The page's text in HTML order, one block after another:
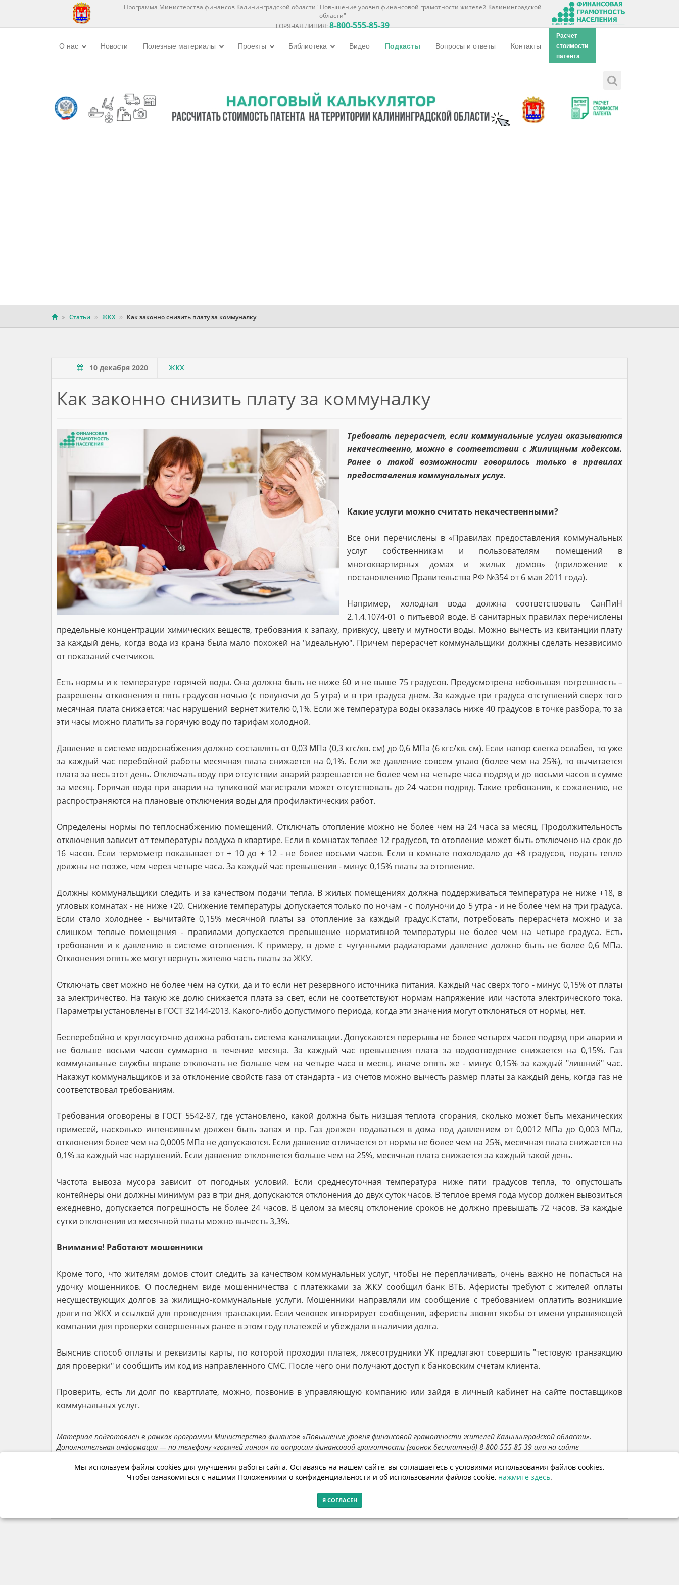
Программа Министерства финансов Калининградской области "Повышение уровня финансовой грамотности жителей Калининградской
области"
ГОРЯЧАЯ ЛИНИЯ:8-800-555-85-39
О нас Новости Полезные материалы Проекты Библиотека Видео Подкасты Вопросы и ответы Контакты
Расчет
стоимости
патента
Статьи ЖКХ Как законно снизить плату за коммуналку
10 декабря 2020 ЖКХ
Как законно снизить плату за коммуналку
Требовать перерасчет, если коммунальные услуги оказываются
некачественно, можно в соответствии с Жилищным кодексом.
Ранее о такой возможности говорилось только в правилах
предоставления коммунальных услуг.
Какие услуги можно считать некачественными?
Все они перечислены в «Правилах предоставления коммунальных
услуг собственникам и пользователям помещений в
многоквартирных домах и жилых домов» (приложение к
постановлению Правительства РФ №354 от 6 мая 2011 года).
Например, холодная вода должна соответствовать СанПиН
2.1.4.1074-01 о питьевой воде. В санитарных правилах перечислены
предельные концентрации химических веществ, требования к запаху, привкусу, цвету и мутности воды. Можно вычесть из квитанции плату
за каждый день, когда вода из крана была мало похожей на "идеальную". Причем перерасчет коммунальщики должны сделать независимо
от показаний счетчиков.
Есть нормы и к температуре горячей воды. Она должна быть не ниже 60 и не выше 75 градусов. Предусмотрена небольшая погрешность –
разрешены отклонения в пять градусов ночью (с полуночи до 5 утра) и в три градуса днем. За каждые три градуса отступлений сверх того
месячная плата снижается: час нарушений вернет жителю 0,1%. Если же температура воды оказалась ниже 40 градусов в точке разбора, то за
эти часы можно платить за горячую воду по тарифам холодной.
Давление в системе водоснабжения должно составлять от 0,03 МПа (0,3 кгс/кв. см) до 0,6 МПа (6 кгс/кв. см). Если напор слегка ослабел, то уже
за каждый час перебойной работы месячная плата снижается на 0,1%. Если же давление совсем упало (более чем на 25%), то вычитается
плата за весь этот день. Отключать воду при отсутствии аварий разрешается не более чем на четыре часа подряд и до восьми часов в сумме
за месяц. Горячая вода при аварии на тупиковой магистрали может отсутствовать до 24 часов подряд. Такие требования, к сожалению, не
распространяются на плановые отключения воды для профилактических работ.
Определены нормы по теплоснабжению помещений. Отключать отопление можно не более чем на 24 часа за месяц. Продолжительность
отключения зависит от температуры воздуха в квартире. Если в комнатах теплее 12 градусов, то отопление может быть отключено на срок до
16 часов. Если термометр показывает от + 10 до + 12 - не более восьми часов. Если в комнате похолодало до +8 градусов, подать тепло
должны не позже, чем через четыре часа. За каждый час превышения - минус 0,15% платы за отопление.
Должны коммунальщики следить и за качеством подачи тепла. В жилых помещениях должна поддерживаться температура не ниже +18, в
угловых комнатах - не ниже +20. Снижение температуры допускается только по ночам - с полуночи до 5 утра - и не более чем на три градуса.
Если стало холоднее - вычитайте 0,15% месячной платы за отопление за каждый градус.Кстати, потребовать перерасчета можно и за
слишком теплые помещения - правилами допускается превышение нормативной температуры не более чем на четыре градуса. Есть
требования и к давлению в системе отопления. К примеру, в доме с чугунными радиаторами давление должно быть не более 0,6 МПа.
Отклонения опять же могут вернуть жителю часть платы за ЖКУ.
Отключать свет можно не более чем на сутки, да и то если нет резервного источника питания. Каждый час сверх того - минус 0,15% от платы
за электричество. На такую же долю снижается плата за свет, если не соответствуют нормам напряжение или частота электрического тока.
Параметры установлены в ГОСТ 32144-2013. Какого-либо допустимого периода, когда эти значения могут отклоняться от нормы, нет.
Бесперебойно и круглосуточно должна работать система канализации. Допускаются перерывы не более четырех часов подряд при аварии и
не больше восьми часов суммарно в течение месяца. За каждый час превышения плата за водоотведение снижается на 0,15%. Газ
коммунальные службы вправе отключать не больше чем на четыре часа в месяц, иначе опять же - минус 0,15% за каждый "лишний" час.
Накажут коммунальщиков и за отклонение свойств газа от стандарта - из счетов можно вычесть размер платы за каждый день, когда газ не
соответствовал требованиям.
Требования оговорены в ГОСТ 5542-87, где установлено, какой должна быть низшая теплота сгорания, сколько может быть механических
примесей, насколько интенсивным должен быть запах и пр. Газ должен подаваться в дома под давлением от 0,0012 МПа до 0,003 МПа,
отклонения более чем на 0,0005 МПа не допускаются. Если давление отличается от нормы не более чем на 25%, месячная плата снижается на
0,1% за каждый час нарушений. Если давление отклоняется больше чем на 25%, месячная плата снижается за каждый такой день.
Частота вывоза мусора зависит от погодных условий. Если среднесуточная температура ниже пяти градусов тепла, то опустошать
контейнеры они должны минимум раз в три дня, допускаются отклонения до двух суток часов. В теплое время года мусор должен вывозиться
ежедневно, допускается погрешность не более 24 часов. В целом за месяц отклонение сроков не должно превышать 72 часов. За каждые
сутки отклонения из месячной платы можно вычесть 3,3%.
Внимание! Работают мошенники
Кроме того, что жителям домов стоит следить за качеством коммунальных услуг, чтобы не переплачивать, очень важно не попасться на
удочку мошенников. О последнем виде мошенничества с платежками за ЖКУ сообщил банк ВТБ. Аферисты требуют с жителей оплаты
несуществующих долгов за жилищно-коммунальные услуги. Мошенники направляли им сообщение с требованием оплатить возникшие
долги по ЖКХ и ссылкой для проведения транзакции. Если человек игнорирует сообщения, аферисты звонят якобы от имени управляющей
компании для проверки совершенных ранее в этом году платежей и убеждали в наличии долга.
Выяснив способ оплаты и реквизиты карты, по которой проходил платеж, лжесотрудники УК предлагают совершить "тестовую транзакцию
для проверки" и сообщить им код из направленного СМС. После чего они получают доступ к банковским счетам клиента.
Проверить, есть ли долг по квартплате, можно, позвонив в управляющую компанию или зайдя в личный кабинет на сайте поставщиков
коммунальных услуг.
Материал подготовлен в рамках программы Министерства финансов «Повышение уровня финансовой грамотности жителей Калининградской области».
Дополнительная информация — по телефону «горячей линии» по вопросам финансовой грамотности (звонок бесплатный) 8-800-555-85-39 или на сайте
Мы используем файлы cookies для улучшения работы сайта. Оставаясь на нашем сайте, вы соглашаетесь с условиями использования файлов cookies.
Чтобы ознакомиться с нашими Положениями о конфиденциальности и об использовании файлов cookie, нажмите здесь.
Я СОГЛАСЕН